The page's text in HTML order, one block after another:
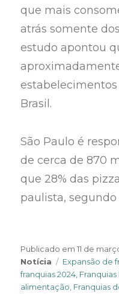
que mais
atrás somente
estudo apontou
Brasil.
São Paulo é
de cerca de 870
que 28% das
paulista,
Publicado em11 de
Notícia
Tags
Expansão de
franquias 2024
alimentação Franquias